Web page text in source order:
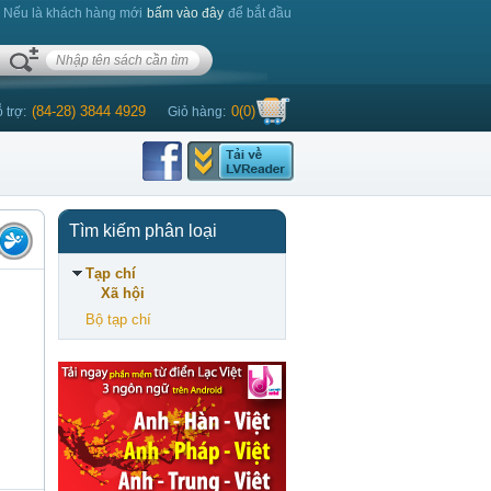
là khách hàng mới bấm vào đây để bắt đầu
trợ: (84-28) 3844 4929 Giỏ hàng: 0(0)
Tìm kiếm phân loại
Tạp chí
Xã hội
Bộ tạp chí